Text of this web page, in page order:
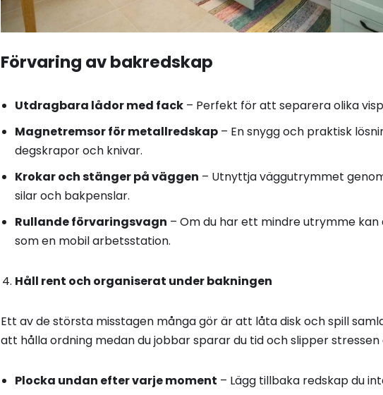
Förvaring av bakredskap
Utdragbara lådor med fack – Perfekt för att separera olika
Magnetremsor för metallredskap – En snygg och praktisk
degskrapor och knivar.
Krokar och stänger på väggen – Utnyttja väggutrymmet
silar och bakpenslar.
Rullande förvaringsvagn – Om du har ett mindre utrymme kan
som en mobil arbetsstation.
Håll rent och organiserat under bakningen
Ett av de största misstagen många gör är att låta disk och spill
att hålla ordning medan du jobbar sparar du tid och slipper
Plocka undan efter varje moment – Lägg tillbaka redskap du